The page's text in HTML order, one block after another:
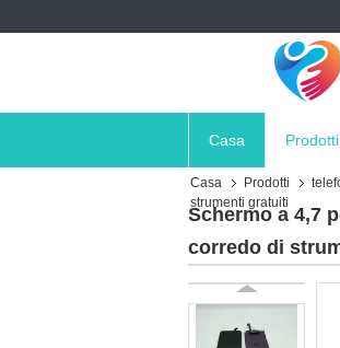
Casa Prodotti
Casa Prodotti
strumenti gratuiti
Schermo a 4,7
corredo di